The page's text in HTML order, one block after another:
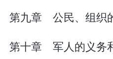
第九章 公民、组织
第十章 军人的义务